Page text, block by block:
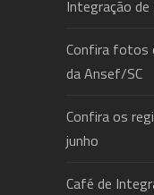
Integração de
Confira fotos
da Ansef/SC
Confira os
junho
Café de